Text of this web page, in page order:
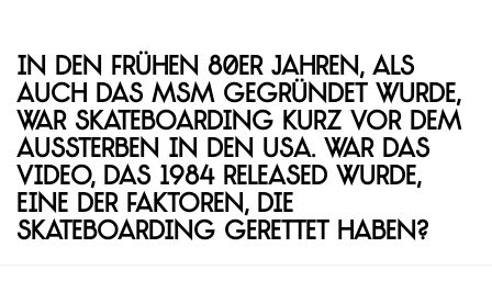
In den frühen 80er Jahren, als
auch das MSM gegründet wurde,
war Skateboarding kurz vor dem
Aussterben in den USA. War das
Video, das 1984 released wurde,
eine der Faktoren, die
Skateboarding gerettet haben?